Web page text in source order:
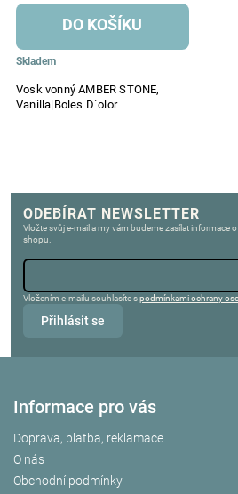
Vosk vonný AMBER STONE,
Vanilla|Boles D´olor
Skladem
DO KOŠÍKU
ODEBÍRAT NEWSLETTER
Vložte svůj e-mail a my vám budeme zasílat informace
shopu.
Vložením e-mailu souhlasíte spodmínkami ochrany
Přihlásit se
Informace pro vás
Doprava, platba, reklamace
O nás
Obchodní podmínky